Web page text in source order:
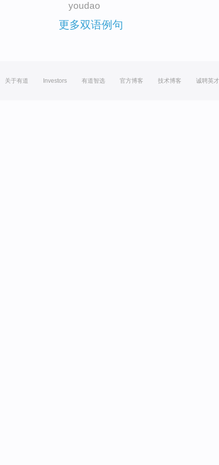
youdao
更多双语例句
关于有道 Investors 有道智选 官方博客 技术博客 诚聘英才